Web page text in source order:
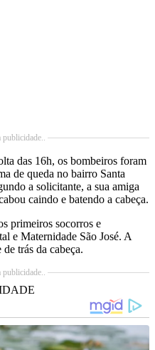
publicidade..
das 16h, os bombeiros foram
de queda no bairro Santa
a solicitante, a sua amiga
caindo e batendo a cabeça.
primeiros socorros e
e Maternidade São José. A
trás da cabeça.
publicidade..